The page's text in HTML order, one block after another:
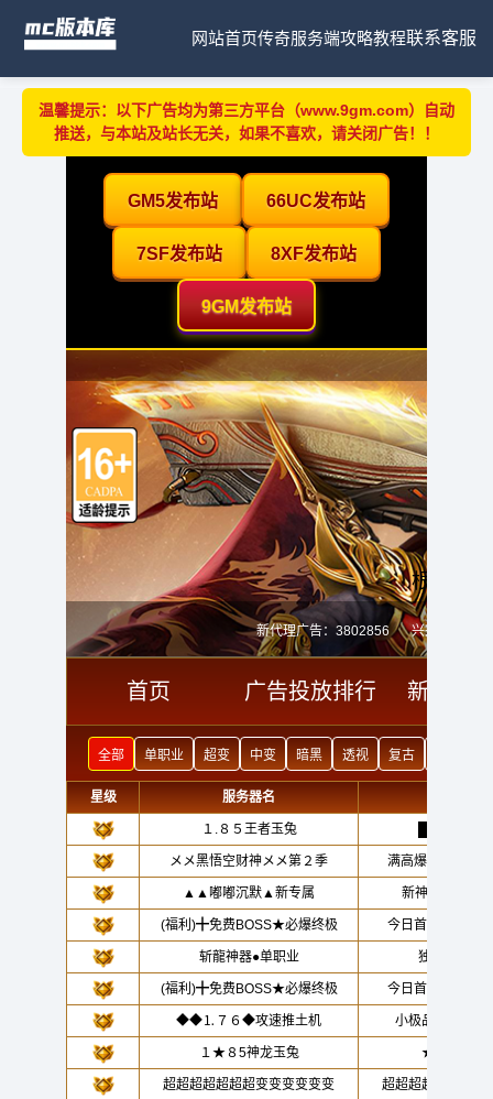
网站首页传奇服务端攻略教程联系客服
温馨提示：以下广告均为第三方平台（www.9gm.com）自动
推送，与本站及站长无关，如果不喜欢，请关闭广告！！